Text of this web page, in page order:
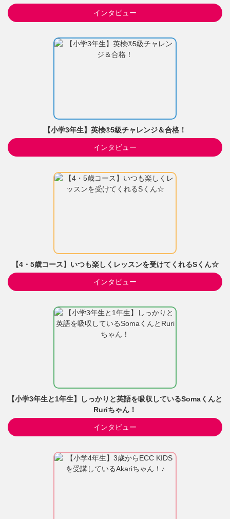
インタビュー
【小学3年生】英検®5級チャレンジ＆合格！
インタビュー
【4・5歳コース】いつも楽しくレッスンを受けてくれるSくん☆
インタビュー
【小学3年生と1年生】しっかりと英語を吸収しているSomaくんと
Ruriちゃん！
インタビュー